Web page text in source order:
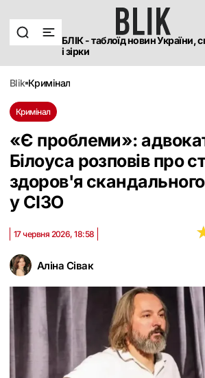
БЛІК - таблоїд новин України,
і зірки
blik кримінал
Кримінал
«Є проблеми»:
Білоуса розповів про
здоров'я
у СІЗО
Аліна Сівак
17 червня 2026, 18:58